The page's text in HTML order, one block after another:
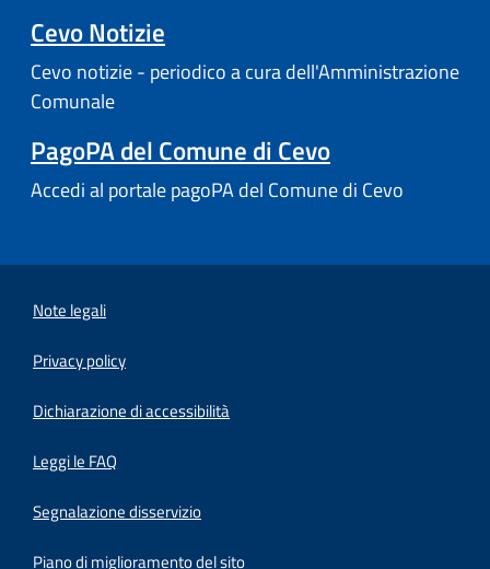
Cevo Notizie
Cevo notizie - periodico a cura dell'Amministrazione
Comunale
PagoPA del Comune di Cevo
Accedi al portale pagoPA del Comune di Cevo
Note legali
Privacy policy
Dichiarazione di accessibilità
Leggi le FAQ
Segnalazione disservizio
Piano di miglioramento del sito